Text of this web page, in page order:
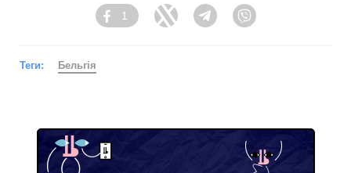
Facebook
1
Twitter TelegramViber
Теги: Бельгія